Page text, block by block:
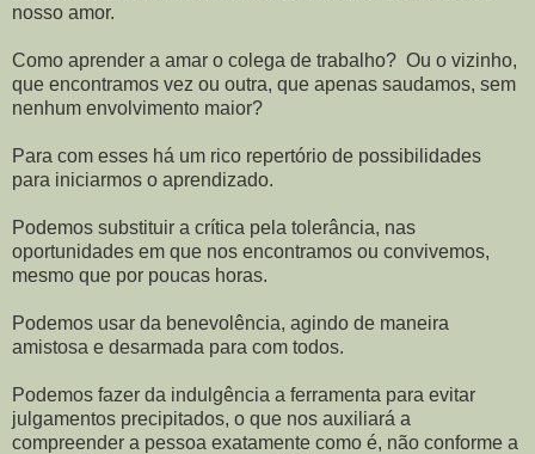
nosso amor.
Como aprender a amar o colega de trabalho? Ou o vizinho,
que encontramos vez ou outra, que apenas saudamos, sem
nenhum envolvimento maior?
Para com esses há um rico repertório de possibilidades
para iniciarmos o aprendizado.
Podemos substituir a crítica pela tolerância, nas
oportunidades em que nos encontramos ou convivemos,
mesmo que por poucas horas.
Podemos usar da benevolência, agindo de maneira
amistosa e desarmada para com todos.
Podemos fazer da indulgência a ferramenta para evitar
julgamentos precipitados, o que nos auxiliará a
compreender a pessoa exatamente como é, não conforme a